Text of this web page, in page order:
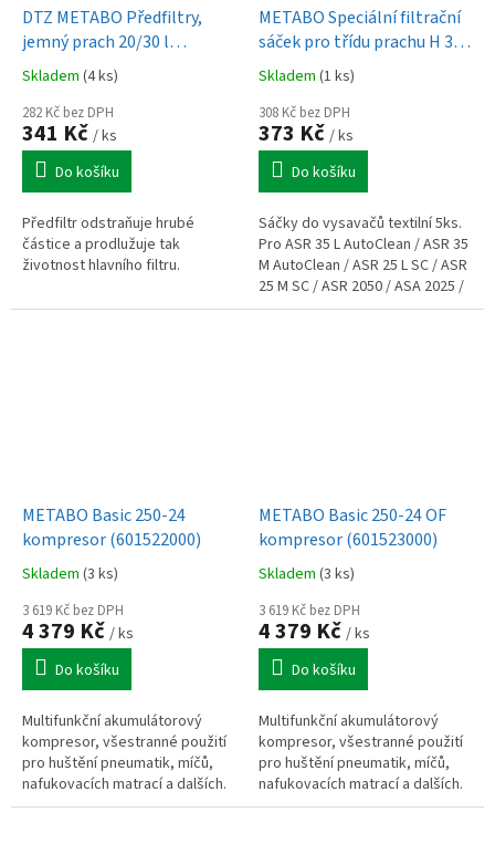
DTZ METABO Předfiltry,
jemný prach 20/30 l
(635428000)
Skladem (4 ks)
282 Kč bez DPH
341 Kč / ks
Do košíku
Předfiltr odstraňuje hrubé
částice a prodlužuje tak
životnost hlavního filtru.
METABO Speciální filtrační
sáček pro třídu prachu H 30 l
(635427000)
Skladem (1 ks)
308 Kč bez DPH
373 Kč / ks
Do košíku
Sáčky do vysavačů textilní 5ks.
Pro ASR 35 L AutoClean / ASR 35
M AutoClean / ASR 25 L SC / ASR
25 M SC / ASR 2050 / ASA 2025 /
ASR 35 L ACP / ASR 35 M ACP /
METABO Basic 250-24
kompresor (601522000)
Skladem (3 ks)
3 619 Kč bez DPH
4 379 Kč / ks
Do košíku
Multifunkční akumulátorový
kompresor, všestranné použití
pro huštění pneumatik, míčů,
nafukovacích matrací a dalších.
Vysokotlaká funkce pro
METABO Basic 250-24 OF
kompresor (601523000)
Skladem (3 ks)
3 619 Kč bez DPH
4 379 Kč / ks
Do košíku
Multifunkční akumulátorový
kompresor, všestranné použití
pro huštění pneumatik, míčů,
nafukovacích matrací a dalších.
Vysokotlaká funkce pro